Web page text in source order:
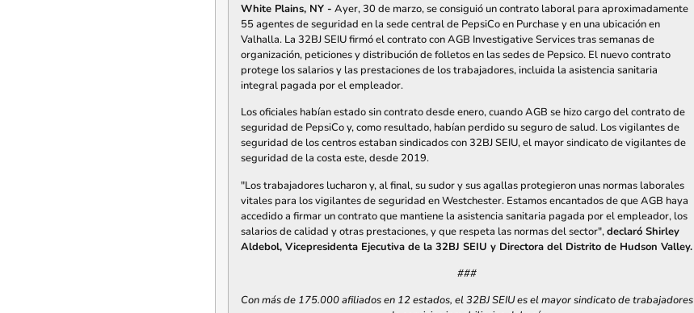
White Plains, NY - Ayer, 30 de marzo, se consiguió un contrato laboral para aproximadamente
55 agentes de seguridad en la sede central de PepsiCo en Purchase y en una ubicación en
Valhalla. La 32BJ SEIU firmó el contrato con AGB Investigative Services tras semanas de
organización, peticiones y distribución de folletos en las sedes de Pepsico. El nuevo contrato
protege los salarios y las prestaciones de los trabajadores, incluida la asistencia sanitaria
integral pagada por el empleador.
Los oficiales habían estado sin contrato desde enero, cuando AGB se hizo cargo del contrato de
seguridad de PepsiCo y, como resultado, habían perdido su seguro de salud. Los vigilantes de
seguridad de los centros estaban sindicados con 32BJ SEIU, el mayor sindicato de vigilantes de
seguridad de la costa este, desde 2019.
"Los trabajadores lucharon y, al final, su sudor y sus agallas protegieron unas normas laborales
vitales para los vigilantes de seguridad en Westchester. Estamos encantados de que AGB haya
accedido a firmar un contrato que mantiene la asistencia sanitaria pagada por el empleador, los
salarios de calidad y otras prestaciones, y que respeta las normas del sector",declaró Shirley
Aldebol, Vicepresidenta Ejecutiva de la 32BJ SEIU y Directora del Distrito de Hudson Valley.
###
Con más de 175.000 afiliados en 12 estados, el 32BJ SEIU es el mayor sindicato de trabajadores